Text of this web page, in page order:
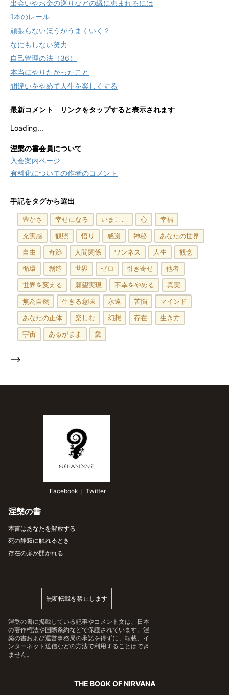
出会いやお金の巡りなどの縁に恵まれるには
1本のレール
頑張らないほうがうまくいく？
なにもしない努力
自己管理の法（36）
本当にやりたかったこと
間違いをやめて人生を楽しくする
最新コメント リンクをタップすると表示されます
Loading...
涅槃の書会員について
入会案内ページ
有料化についての作者のコメント
手記をタグから選出
豊かさ 幸せになる いまここ 心
幸福
充実感
観照 悟り 感謝 神秘
あなたの世界
自由
奇跡 人間関係 ワンネス 人生
観念
循環
創造 世界 ゼロ 引き寄せ
他者
世界を変える
願望実現 不幸をやめる
真実
無為自然
生きる意味 永遠 苦悩
マインド
あなたの正体
楽しむ 幻想 存在
生き方
宇宙
あるがまま 愛
-->
Facebook ｜ Twitter
涅槃の書
本書はあなたを解放する
死の静寂に触れるとき
存在の扉が開かれる
無断転載を禁止します
涅槃の書に掲載している記事やコメント文は、日本
の著作権法や国際条約などで保護されています。涅
槃の書および運営事務局の承諾を得ずに、転載、イ
ンターネット送信などの方法で利用することはでき
ません。
THE BOOK OF NIRVANA